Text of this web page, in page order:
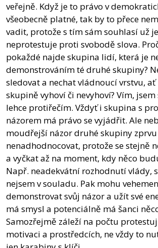
veřejně. Když je to právo v
všeobecně platné, tak by to přece
vadit, protože s tím sám souhlasí už
neprotestuje proti svobodě slova.
pokaždé najde skupina lidí, která je
demonstrováním té druhé skupiny?
sledovat a nechat vládnoucí vrstvu,
skupině vyhoví či nevyhoví? Vím, jsem
lehce protiřečím. Vždyť i skupina s
názorem má právo se vyjádřit. Ale
moudřejší názor druhé skupiny zprvu
nenadhodnocovat, protože se stejně
a vyčkat až na moment, kdy něco
Např. neadekvátní rozhodnutí vlády,
nejsem v souladu. Pak mohu
demonstrovat svůj názor a užít své
má smysl a potenciálně má šanci
Samozřejmě záleží na počtu
motivaci a prostředcích, ne vždy to